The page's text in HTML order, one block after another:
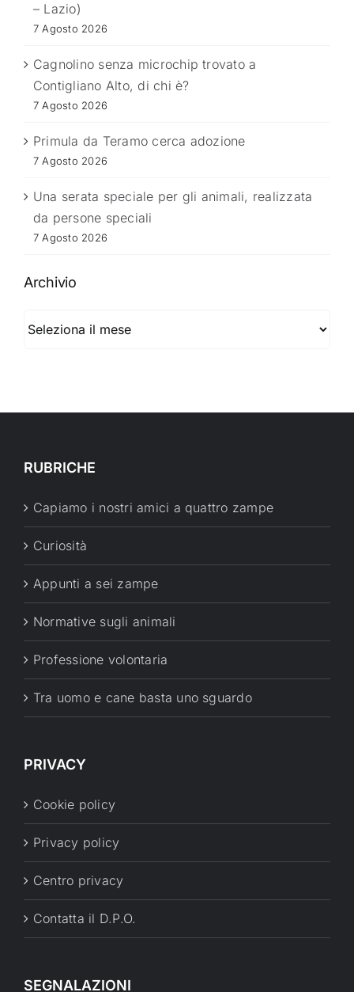
– Lazio)
7 Agosto 2026
Cagnolino senza microchip trovato a
Contigliano Alto, di chi è?
7 Agosto 2026
Primula da Teramo cerca adozione
7 Agosto 2026
Una serata speciale per gli animali, realizzata
da persone speciali
7 Agosto 2026
Archivio
RUBRICHE
Capiamo i nostri amici a quattro zampe
Curiosità
Appunti a sei zampe
Normative sugli animali
Professione volontaria
Tra uomo e cane basta uno sguardo
PRIVACY
Cookie policy
Privacy policy
Centro privacy
Contatta il D.P.O.
SEGNALAZIONI